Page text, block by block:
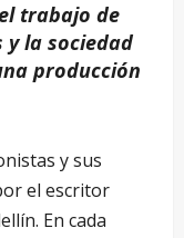
trabajo de
y la sociedad
producción
y sus
el escritor
En cada